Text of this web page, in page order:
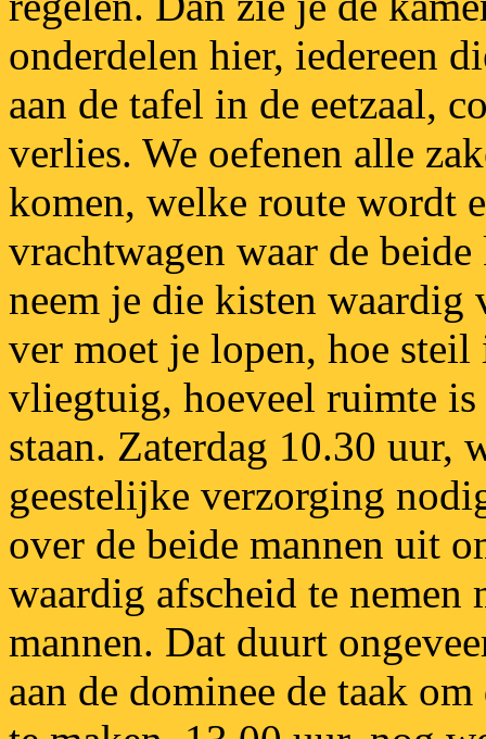
onderdelen hier, iedereen
aan de tafel in de eetzaal,
verlies. We oefenen alle
komen, welke route wordt
vrachtwagen waar de
neem je die kisten waardig
ver moet je lopen, hoe
vliegtuig, hoeveel ruimte is
staan. Zaterdag 10.30 uur,
geestelijke verzorging
over de beide mannen uit
waardig afscheid te nemen
mannen. Dat duurt
aan de dominee de taak